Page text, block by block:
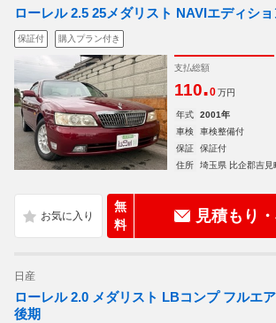
ローレル 2.5 25メダリスト NAVIエディショ
保証付 購入プラン付き
支払総額
110.0 万円
年式 2001年
車検
車検整備付
保証
保証付
住所
埼玉県 比企郡吉見
無
料
見積もり
日産
ローレル 2.0 メダリスト LBコンプ フルエ
後期